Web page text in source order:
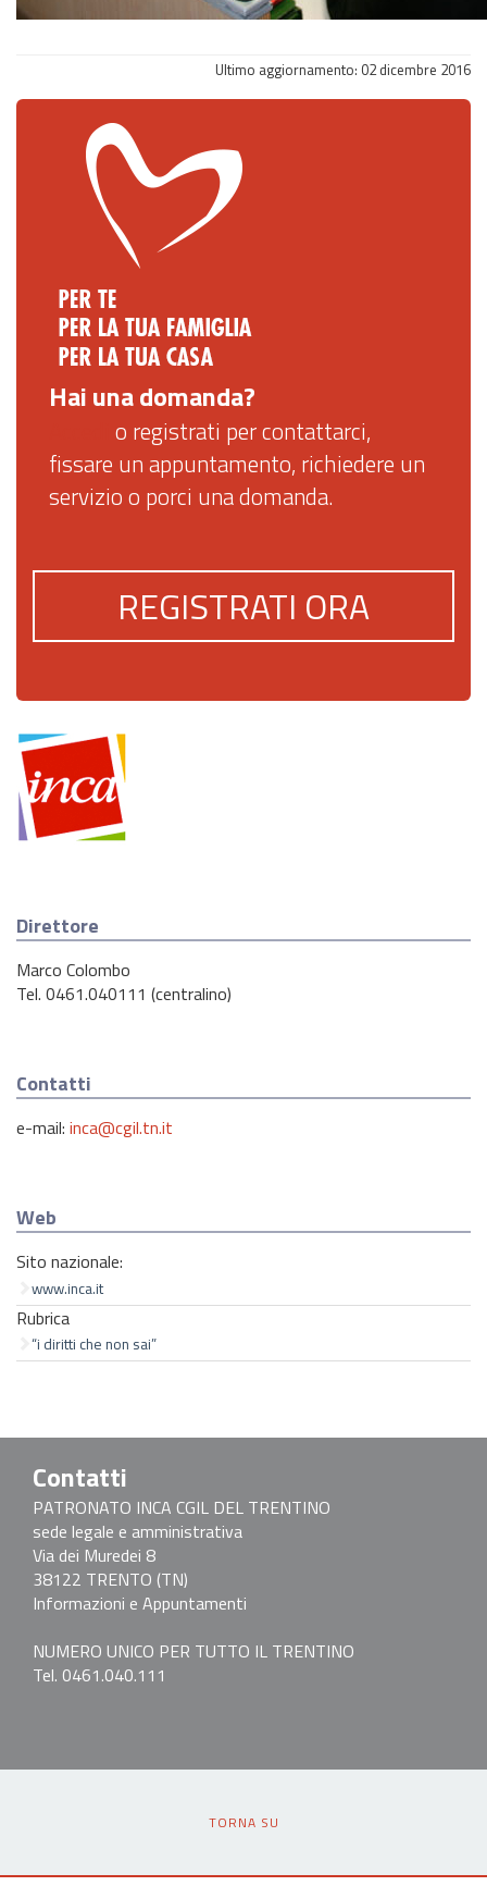
Ultimo aggiornamento: 02 dicembre 2016
Hai una domanda?
o registrati per contattarci,
fissare un appuntamento, richiedere un
servizio o porci una domanda.
REGISTRATI ORA
Direttore
Marco Colombo
Tel. 0461.040111 (centralino)
Contatti
e-mail: inca@cgil.tn.it
Web
Sito nazionale:
www.inca.it
Rubrica
“i diritti che non sai”
Contatti
PATRONATO INCA CGIL DEL TRENTINO
sede legale e amministrativa
Via dei Muredei 8
38122 TRENTO (TN)
Informazioni e Appuntamenti
NUMERO UNICO PER TUTTO IL TRENTINO
Tel. 0461.040.111
TORNA SU